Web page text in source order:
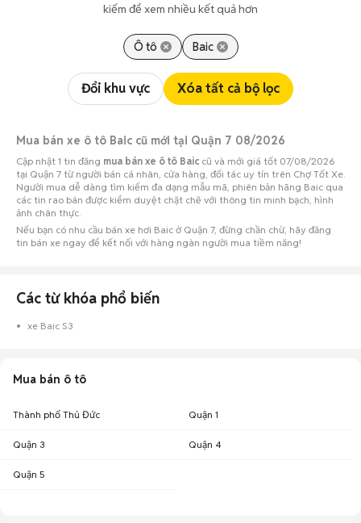
kiếm để xem nhiều kết quả hơn
Ô tô Baic
Đổi khu vực Xóa tất cả bộ lọc
Mua bán xe ô tô Baic cũ mới tại Quận 7 08/2026
Cập nhật 1 tin đăng mua bán xe ô tô Baic cũ và mới giá tốt 07/08/2026
tại Quận 7 từ người bán cá nhân, cửa hàng, đối tác uy tín trên Chợ Tốt Xe.
Người mua dễ dàng tìm kiếm đa dạng mẫu mã, phiên bản hãng Baic qua
các tin rao bán được kiểm duyệt chặt chẽ với thông tin minh bạch, hình
ảnh chân thực.
Nếu bạn có nhu cầu bán xe hơi Baic ở Quận 7, đừng chần chừ, hãy đăng
tin bán xe ngay để kết nối với hàng ngàn người mua tiềm năng!
Các từ khóa phổ biến
xe Baic S3
Mua bán ô tô
Thành phố Thủ Đức Quận 1
Quận 3 Quận 4
Quận 5